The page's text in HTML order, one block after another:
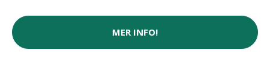
MER INFO!